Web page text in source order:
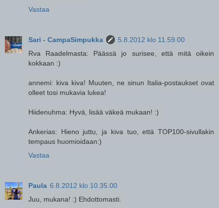
Vastaa
Sari - CampaSimpukka
5.8.2012 klo 11.59.00
Rva Raadelmasta: Päässä jo surisee, että mitä oikein
kokkaan :)
annemi: kiva kiva! Muuten, ne sinun Italia-postaukset ovat
olleet tosi mukavia lukea!
Hiidenuhma: Hyvä, lisää väkeä mukaan! :)
Ankerias: Hieno juttu, ja kiva tuo, että TOP100-sivullakin
tempaus huomioidaan:)
Vastaa
Paula 6.8.2012 klo 10.35.00
Juu, mukana! :) Ehdottomasti.